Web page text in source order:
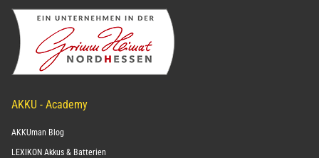
AKKU - Academy
AKKUman Blog
LEXIKON Akkus & Batterien